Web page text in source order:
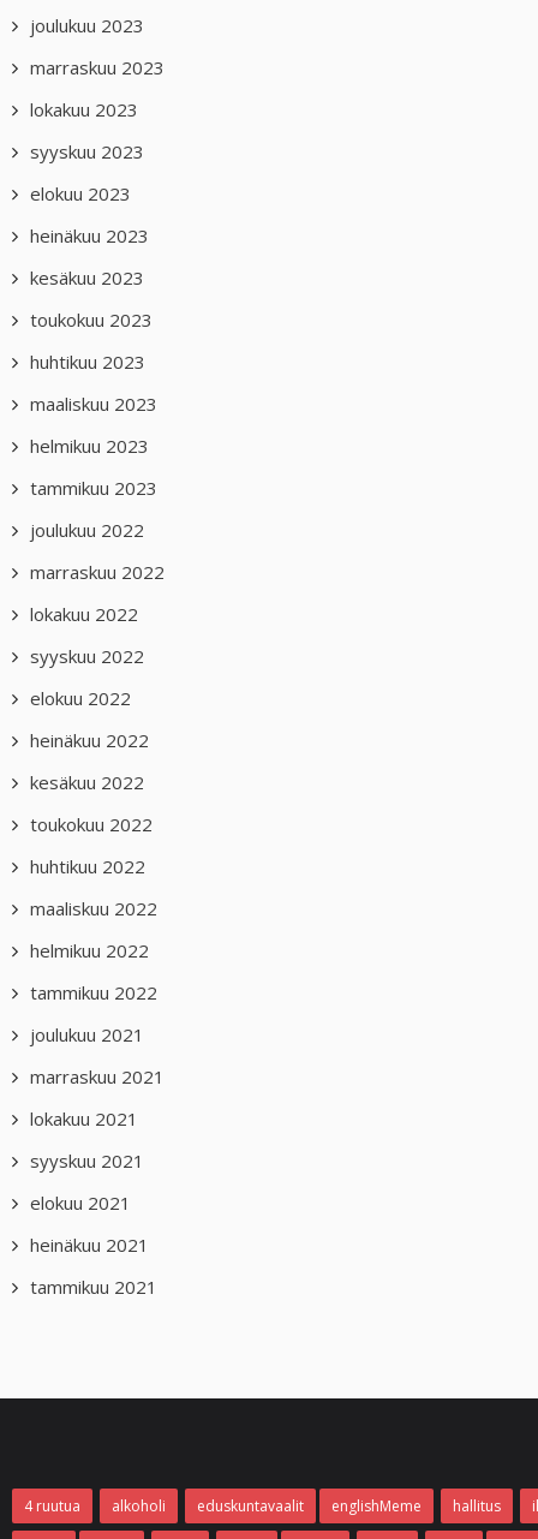
joulukuu 2023
marraskuu 2023
lokakuu 2023
syyskuu 2023
elokuu 2023
heinäkuu 2023
kesäkuu 2023
toukokuu 2023
huhtikuu 2023
maaliskuu 2023
helmikuu 2023
tammikuu 2023
joulukuu 2022
marraskuu 2022
lokakuu 2022
syyskuu 2022
elokuu 2022
heinäkuu 2022
kesäkuu 2022
toukokuu 2022
huhtikuu 2022
maaliskuu 2022
helmikuu 2022
tammikuu 2022
joulukuu 2021
marraskuu 2021
lokakuu 2021
syyskuu 2021
elokuu 2021
heinäkuu 2021
tammikuu 2021
4 ruutua alkoholi eduskuntavaalit englishMeme hallitus